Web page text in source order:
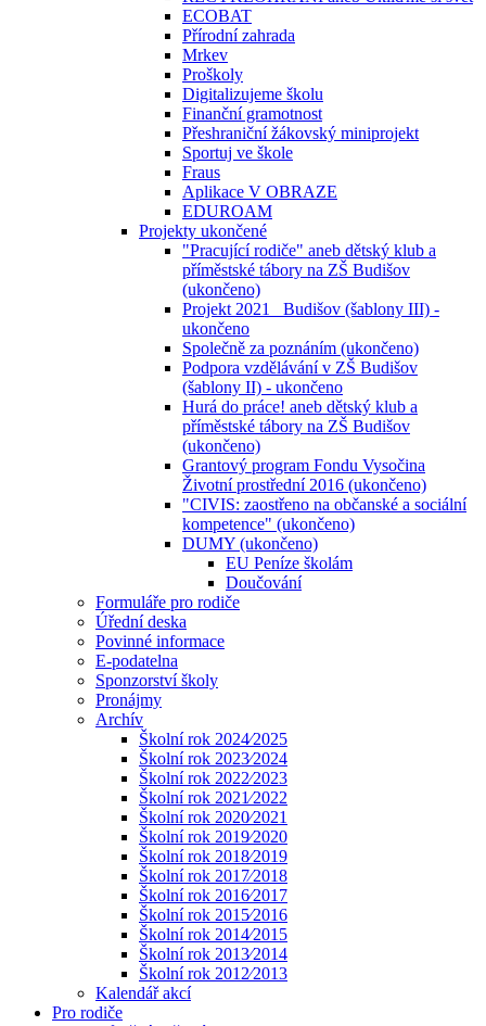
ECOBAT
Přírodní zahrada
Mrkev
Proškoly
Digitalizujeme školu
Finanční gramotnost
Přeshraniční žákovský miniprojekt
Sportuj ve škole
Fraus
Aplikace V OBRAZE
EDUROAM
Projekty ukončené
"Pracující rodiče" aneb dětský klub a
příměstské tábory na ZŠ Budišov
(ukončeno)
Projekt 2021_ Budišov (šablony III) -
ukončeno
Společně za poznáním (ukončeno)
Podpora vzdělávání v ZŠ Budišov
(šablony II) - ukončeno
Hurá do práce! aneb dětský klub a
příměstské tábory na ZŠ Budišov
(ukončeno)
Grantový program Fondu Vysočina
Životní prostřední 2016 (ukončeno)
"CIVIS: zaostřeno na občanské a sociální
kompetence" (ukončeno)
DUMY (ukončeno)
EU Peníze školám
Doučování
Formuláře pro rodiče
Úřední deska
Povinné informace
E-podatelna
Sponzorství školy
Pronájmy
Archív
Školní rok 2024⁄2025
Školní rok 2023⁄2024
Školní rok 2022⁄2023
Školní rok 2021⁄2022
Školní rok 2020⁄2021
Školní rok 2019⁄2020
Školní rok 2018⁄2019
Školní rok 2017⁄2018
Školní rok 2016⁄2017
Školní rok 2015⁄2016
Školní rok 2014⁄2015
Školní rok 2013⁄2014
Školní rok 2012⁄2013
Kalendář akcí
Pro rodiče